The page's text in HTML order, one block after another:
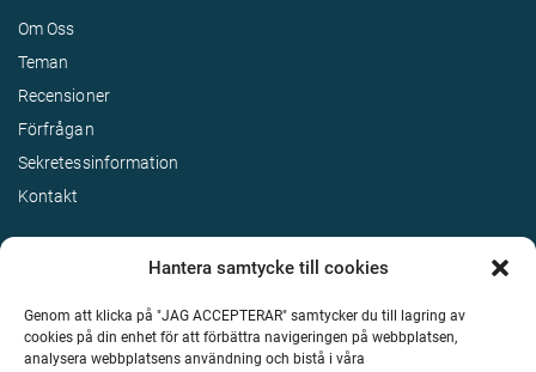
Hantera samtycke till cookies
Genom att klicka på "JAG ACCEPTERAR" samtycker du till lagring av
cookies på din enhet för att förbättra navigeringen på webbplatsen,
analysera webbplatsens användning och bistå i våra
Om Oss
Teman
Recensioner
Förfrågan
Sekretessinformation
Kontakt